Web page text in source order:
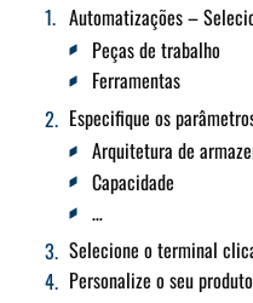
Automatizações –
Peças de trabalho
Ferramentas
Especifique os
Arquitetura de
Capacidade
…
Selecione o terminal
Personalize o seu produto